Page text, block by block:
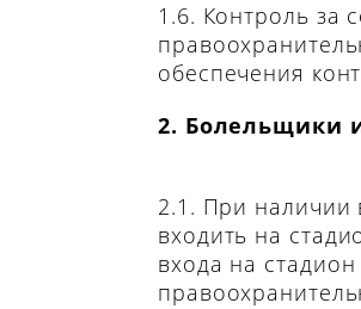
1.6. Контроль за
обеспечения
2. Болельщики
2.1. При наличии
входить на
входа на